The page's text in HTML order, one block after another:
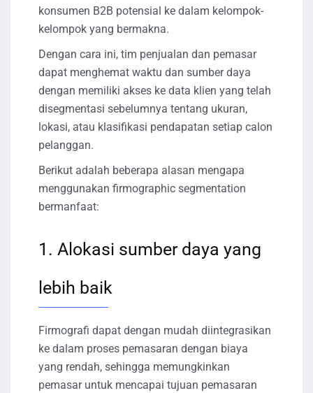
konsumen B2B potensial ke dalam kelompok-
kelompok yang bermakna.
Dengan cara ini, tim penjualan dan pemasar
dapat menghemat waktu dan sumber daya
dengan memiliki akses ke data klien yang telah
disegmentasi sebelumnya tentang ukuran,
lokasi, atau klasifikasi pendapatan setiap calon
pelanggan.
Berikut adalah beberapa alasan mengapa
menggunakan firmographic segmentation
bermanfaat:
1. Alokasi sumber daya yang
lebih baik
Firmografi dapat dengan mudah diintegrasikan
ke dalam proses pemasaran dengan biaya
yang rendah, sehingga memungkinkan
pemasar untuk mencapai tujuan pemasaran